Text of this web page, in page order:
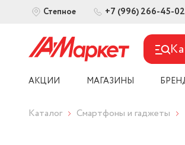
Степное +7 (996) 266-45-02
АКЦИИ МАГАЗИНЫ
Каталог Смартфоны и гаджеты